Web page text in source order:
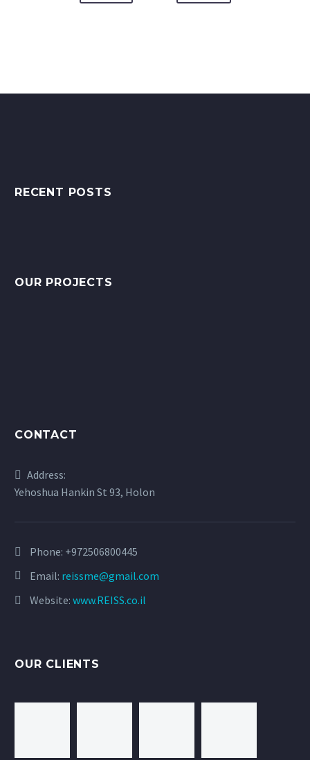
RECENT POSTS
OUR PROJECTS
CONTACT
Address:
Yehoshua Hankin St 93, Holon
Phone: +972506800445
Email: reissme@gmail.com
Website: www.REISS.co.il
OUR CLIENTS